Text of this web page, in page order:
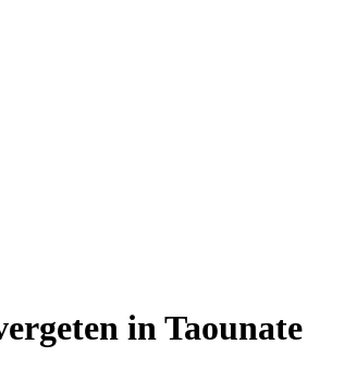
in Taounate